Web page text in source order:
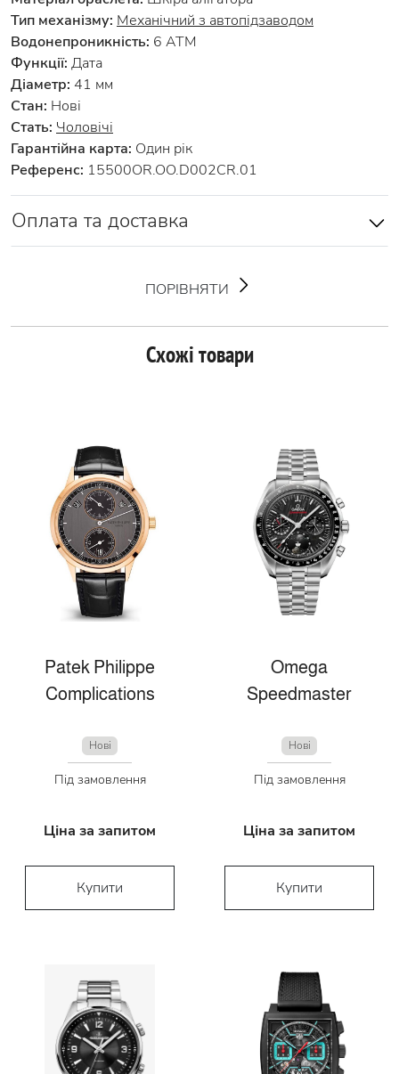
Тип механізму: Механічний з автопідзаводом
Водонепроникність: 6 АТМ
Функції: Дата
Діаметр: 41 мм
Стан: Нові
Стать: Чоловічі
Гарантійна карта: Один рік
Референс: 15500OR.OO.D002CR.01
Оплата та доставка
ПОРІВНЯТИ
Схожі товари
Patek Philippe
Complications
Нові
Під замовлення
Ціна за запитом
Купити
Omega
Speedmaster
Нові
Під замовлення
Ціна за запитом
Купити